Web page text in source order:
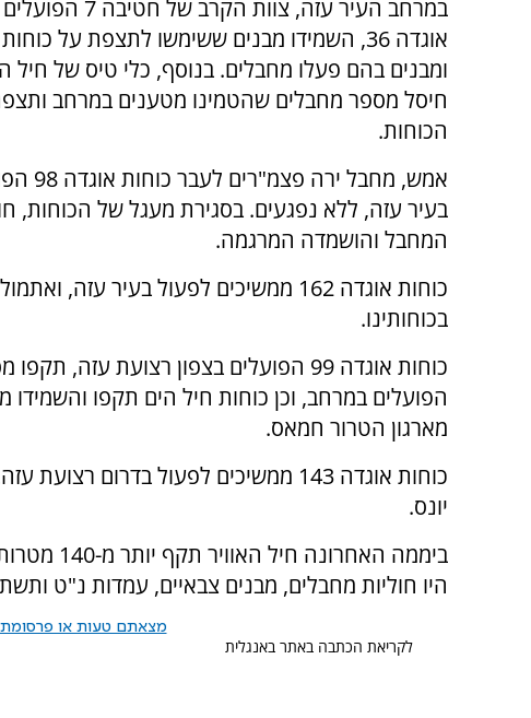
במרחב העיר עזה, צוות הקרב
אוגדה 36, השמידו מבנים ששימשו לתצפת על
ומבנים בהם פעלו מחבלים. בנוסף, כלי טיס של חיל
חיסל מספר מחבלים שהטמינו מטענים במרחב
הכוחות.
אמש, מחבל ירה
בעיר עזה, ללא נפגעים. בסגירת מעגל של הכוחות,
המחבל והושמדה המרגמה.
כוחות אוגדה 162 ממשיכים לפעול בעיר
בכוחותינו.
כוחות אוגדה 99 הפועלים בצפון רצועת
הפועלים במרחב, וכן כוחות חיל הים תקפו
מארגון הטרור חמאס.
כוחות אוגדה 143 ממשיכים לפעול
יונס.
ביממה
היו חוליות מחבלים, מבנים צבאיים, עמדות נ"ט
מצאתם טעות או פרסומת
לקריאת הכתבה באתר באנגלית